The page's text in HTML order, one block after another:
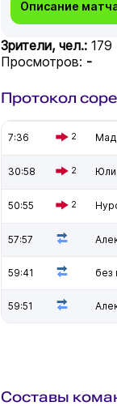
Описание
Зрители, чел.: 179
Просмотров: -
Протокол
7:36 2
30:58 2
50:55 2
57:57
59:41 без
59:51
Составы